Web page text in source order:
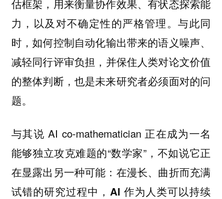
估框架，用来衡量协作效果、有状态探索能
力，以及对不确定性的严格管理。与此同
时 ，如何控制自动化输出带来的语义噪声、
减轻同行评审负担 ，并保住人类对论文价值
的整体判断，也是未来研究者必须面对的问
题。
与其说 AI co-mathematician 正在成为一名
能够独立攻克难题的“数学家”，不如说它正
在显露出另一种可能： 在漫长、曲折而充满
试错的研究过程中，AI 作为人类可以持续